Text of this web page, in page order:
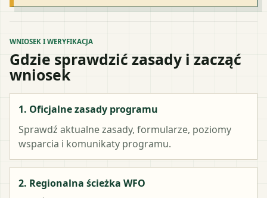
WNIOSEK I WERYFIKACJA
Gdzie sprawdzić zasady i zacząć
wniosek
1. Oficjalne zasady programu
Sprawdź aktualne zasady, formularze, poziomy
wsparcia i komunikaty programu.
2. Regionalna ścieżka WFO